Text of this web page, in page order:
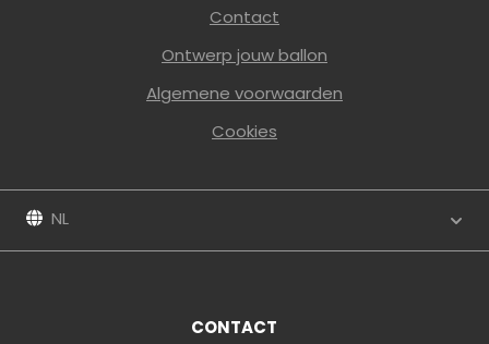
Contact
Ontwerp jouw ballon
Algemene voorwaarden
Cookies
NL
CONTACT